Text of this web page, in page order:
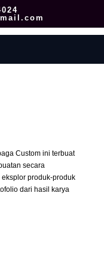
Custom ini terbuat
secara
produk-produk
dari hasil karya